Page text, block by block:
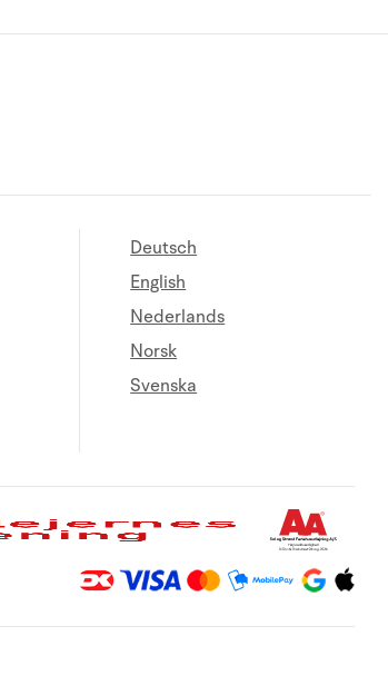
Deutsch
English
Nederlands
Norsk
Svenska